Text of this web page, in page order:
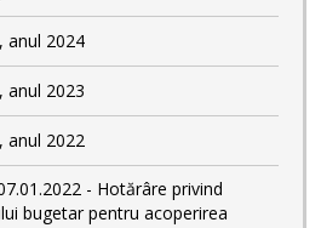
anul 2024
anul 2023
anul 2022
- Hotărâre privind
bugetar pentru acoperirea